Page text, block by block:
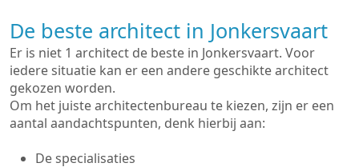
De beste architect in Jonkersvaart
Er is niet 1 architect de beste in Jonkersvaart. Voor
iedere situatie kan er een andere geschikte architect
gekozen worden.
Om het juiste architectenbureau te kiezen, zijn er een
aantal aandachtspunten, denk hierbij aan:
De specialisaties